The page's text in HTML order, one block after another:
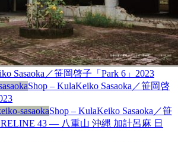
Sasaoka／笹岡啓子「Park 6」 2023
Shop – KulaKeiko Sasaoka／笹岡啓
Shop – KulaKeiko Sasaoka／笹
43 — 八重山 沖縄 加計呂麻 日